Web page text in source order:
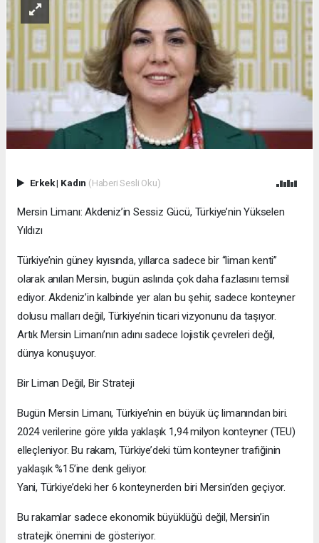
Erkek| Kadın (Haberi Sesli Oku)
Mersin Limanı: Akdeniz’in Sessiz Gücü, Türkiye’nin Yükselen
Yıldızı
Türkiye’nin güney kıyısında, yıllarca sadece bir “liman kenti”
olarak anılan Mersin, bugün aslında çok daha fazlasını temsil
ediyor. Akdeniz’in kalbinde yer alan bu şehir, sadece konteyner
dolusu malları değil, Türkiye’nin ticari vizyonunu da taşıyor.
Artık Mersin Limanı’nın adını sadece lojistik çevreleri değil,
dünya konuşuyor.
Bir Liman Değil, Bir Strateji
Bugün Mersin Limanı, Türkiye’nin en büyük üç limanından biri.
2024 verilerine göre yılda yaklaşık 1,94 milyon konteyner (TEU)
elleçleniyor. Bu rakam, Türkiye’deki tüm konteyner trafiğinin
yaklaşık %15’ine denk geliyor.
Yani, Türkiye’deki her 6 konteynerden biri Mersin’den geçiyor.
Bu rakamlar sadece ekonomik büyüklüğü değil, Mersin’in
stratejik önemini de gösteriyor.